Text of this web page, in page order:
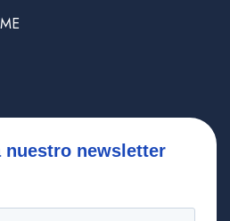
nuestro newsletter